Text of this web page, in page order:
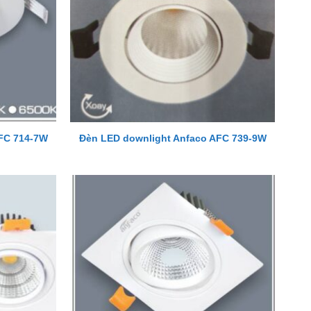
714-7W Đèn LED downlight Anfaco AFC 739-9W